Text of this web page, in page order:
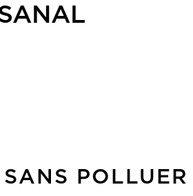
POLLUER